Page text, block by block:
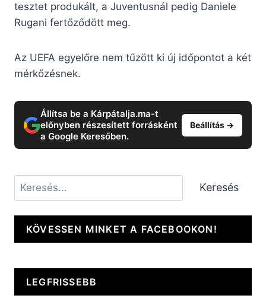
tesztet produkált, a Juventusnál pedig Daniele
Rugani fertőződött meg.
Az UEFA egyelőre nem tűzött ki új időpontot a két
mérkőzésnek.
Állítsa be a Kárpátalja.ma-t
előnyben részesített forrásként
a Google Keresőben.
Beállítás →
Keresés Keresés
KÖVESSEN MINKET A FACEBOOKON!
LEGFRISSEBB